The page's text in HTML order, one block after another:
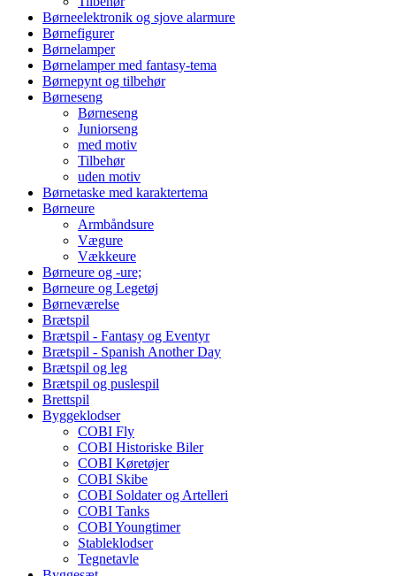
Børneelektronik og sjove alarmure
Børnefigurer
Børnelamper
Børnelamper med fantasy-tema
Børnepynt og tilbehør
Børneseng
Børneseng
Juniorseng
med motiv
Tilbehør
uden motiv
Børnetaske med karaktertema
Børneure
Armbåndsure
Vægure
Vækkeure
Børneure og -ure;
Børneure og Legetøj
Børneværelse
Brætspil
Brætspil - Fantasy og Eventyr
Brætspil - Spanish Another Day
Brætspil og leg
Brætspil og puslespil
Brettspil
Byggeklodser
COBI Fly
COBI Historiske Biler
COBI Køretøjer
COBI Skibe
COBI Soldater og Artelleri
COBI Tanks
COBI Youngtimer
Stableklodser
Tegnetavle